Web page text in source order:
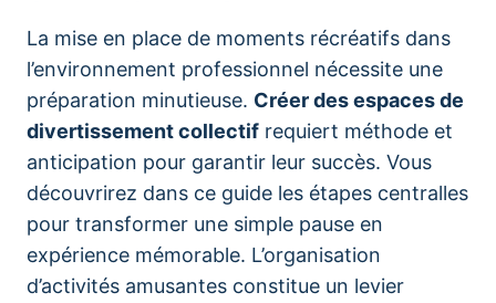
La mise en place de moments récréatifs dans
l’environnement professionnel nécessite une
préparation minutieuse. Créer des espaces de
divertissement collectif requiert méthode et
anticipation pour garantir leur succès. Vous
découvrirez dans ce guide les étapes centralles
pour transformer une simple pause en
expérience mémorable. L’organisation
d’activités amusantes constitue un levier